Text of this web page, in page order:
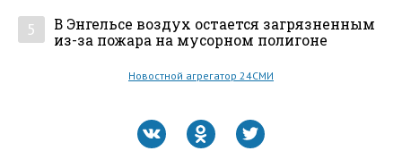
5
В Энгельсе воздух остается загрязненным
из-за пожара на мусорном полигоне
Новостной агрегатор 24СМИ